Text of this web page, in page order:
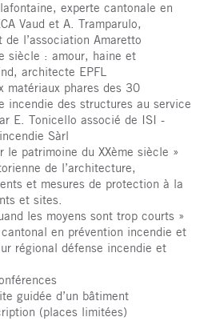
experte cantonale en
Vaud et A. Tramparulo,
l’association Amaretto
siècle : amour, haine et
architecte EPFL
matériaux phares des 30
incendie des structures au service
E. Tonicello associé de ISI -
Sàrl
le patrimoine du XXème siècle »
de l’architecture,
et mesures de protection à la
et sites.
les moyens sont trop courts »
en prévention incendie et
régional défense incendie et
guidée d’un bâtiment
(places limitées)